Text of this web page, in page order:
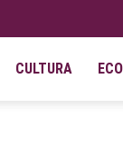
CULTURA